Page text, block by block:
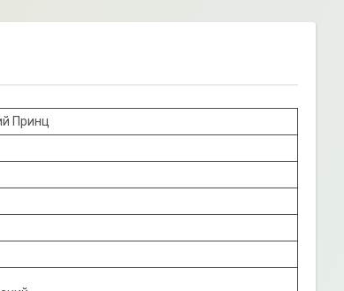
Принц